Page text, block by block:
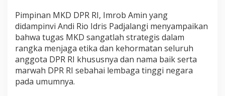
Pimpinan MKD DPR RI, Imrob Amin yang
didampinvi Andi Rio Idris Padjalangi menyampaikan
bahwa tugas MKD sangatlah strategis dalam
rangka menjaga etika dan kehormatan seluruh
anggota DPR RI khususnya dan nama baik serta
marwah DPR RI sebahai lembaga tinggi negara
pada umumnya.